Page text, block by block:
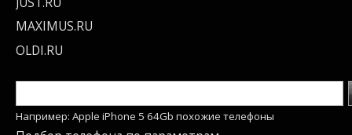
MAXIMUS.RU
OLDI.RU
Например: Apple iPhone 5 64Gb похожие телефоны